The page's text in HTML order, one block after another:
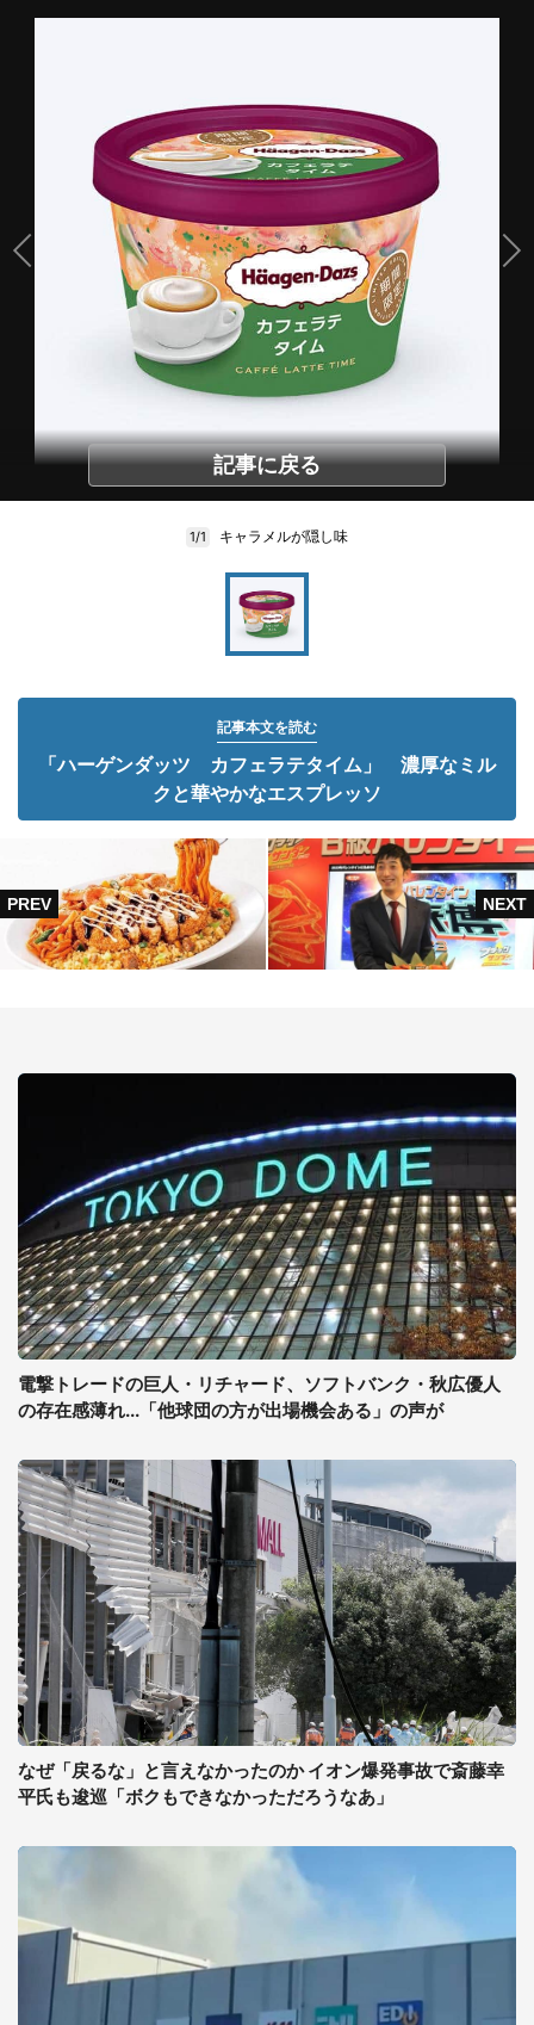
記事に戻る
1/1 キャラメルが隠し味
記事本文を読む
「ハーゲンダッツ カフェラテタイム」 濃厚なミル
クと華やかなエスプレッソ
電撃トレードの巨人・リチャード、ソフトバンク・秋広優人
の存在感薄れ...「他球団の方が出場機会ある」の声が
なぜ「戻るな」と言えなかったのか イオン爆発事故で斎藤幸
平氏も逡巡「ボクもできなかっただろうなあ」